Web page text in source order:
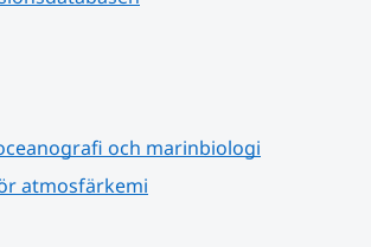
och marinbiologi
atmosfärkemi